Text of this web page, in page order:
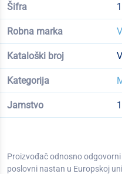
Šifra
Robna marka
Kataloški broj
Kategorija
Jamstvo
Proizvođač odnosno
poslovni nastan u Europskoj